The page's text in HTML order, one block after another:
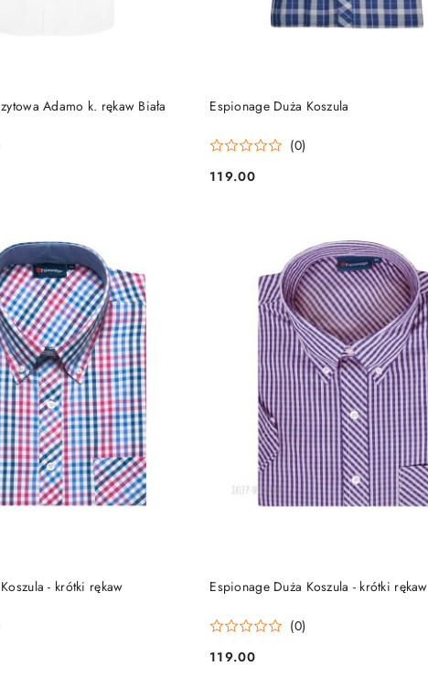
Adamo k. rękaw Biała
DO KOSZYKA Espionage Duża Koszula
(0)
Cena:
119.00
DO KOSZYKA
- krótki rękaw
DO KOSZYKA Espionage Duża Koszula - krótki rękaw
(0)
Cena:
119.00
DO KOSZYKA